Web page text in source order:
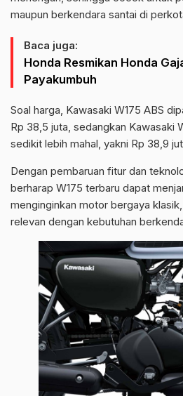
maupun berkendara santai di
Baca juga:
Honda Resmikan Honda
Payakumbuh
Soal harga, Kawasaki W175 ABS
Rp 38,5 juta, sedangkan Kawasaki
sedikit lebih mahal, yakni Rp 38,9
Dengan pembaruan fitur dan
berharap W175 terbaru dapat
menginginkan motor bergaya
relevan dengan kebutuhan